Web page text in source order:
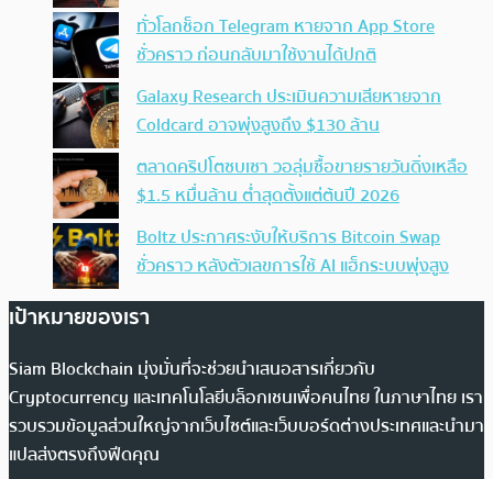
ทั่วโลกช็อก Telegram หายจาก App Store
ชั่วคราว ก่อนกลับมาใช้งานได้ปกติ
Galaxy Research ประเมินความเสียหายจาก
Coldcard อาจพุ่งสูงถึง $130 ล้าน
ตลาดคริปโตซบเซา วอลุ่มซื้อขายรายวันดิ่งเหลือ
$1.5 หมื่นล้าน ต่ำสุดตั้งแต่ต้นปี 2026
Boltz ประกาศระงับให้บริการ Bitcoin Swap
ชั่วคราว หลังตัวเลขการใช้ AI แฮ็กระบบพุ่งสูง
เป้าหมายของเรา
Siam Blockchain มุ่งมั่นที่จะช่วยนำเสนอสารเกี่ยวกับ
Cryptocurrency และเทคโนโลยีบล็อกเชนเพื่อคนไทย ในภาษาไทย เรา
รวบรวมข้อมูลส่วนใหญ่จากเว็บไซต์และเว็บบอร์ดต่างประเทศและนำมา
แปลส่งตรงถึงฟีดคุณ